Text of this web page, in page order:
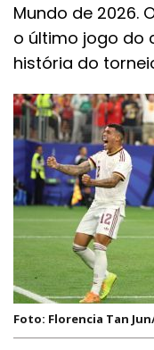
Mundo de 2026.
o último jogo do
história do
Foto: Florencia Tan